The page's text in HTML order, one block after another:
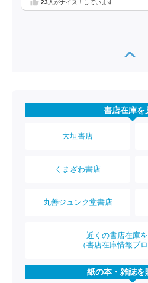
23人がナイス！しています
書店在庫を
大垣書店
くまざわ書店
丸善ジュンク堂書店
近くの書店在庫
（書店在庫情報プ
紙の本・雑誌を